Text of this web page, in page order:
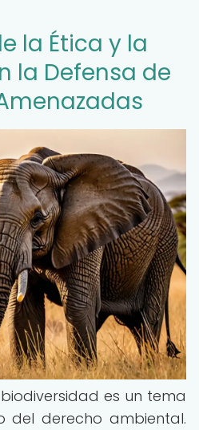
la Ética y la
la Defensa de
es un tema
del derecho ambiental.